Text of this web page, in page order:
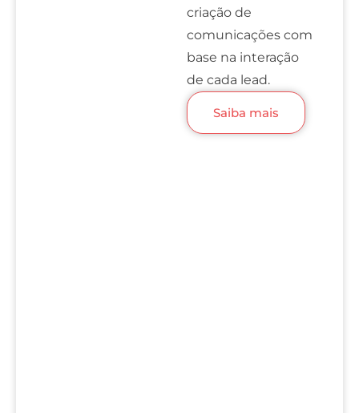
criação de
comunicações com
base na interação
de cada lead.
Saiba mais